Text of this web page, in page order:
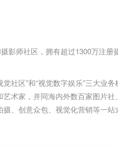
影师社区，拥有超过1300万注
觉社区”和“视觉数字娱乐”三大
术家，并同海内外数百家图片
、创意众包、视觉化营销等一站